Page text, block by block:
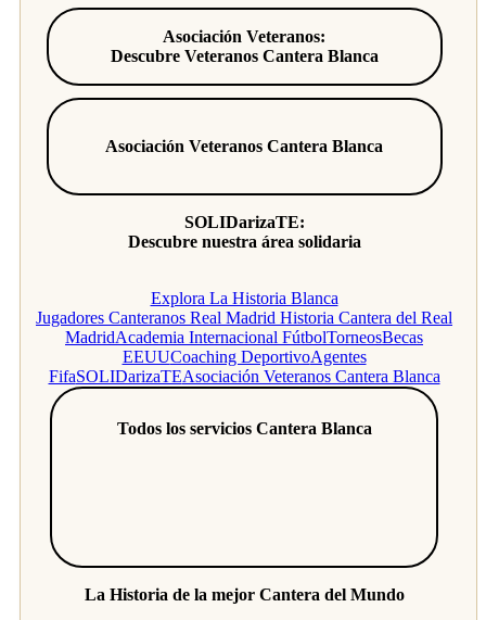
Asociación Veteranos:
Descubre Veteranos Cantera Blanca
Asociación Veteranos Cantera Blanca
SOLIDarizaTE:
Descubre nuestra área solidaria
Explora La Historia Blanca
Jugadores Canteranos Real Madrid Historia Cantera del Real
MadridAcademia Internacional FútbolTorneosBecas
EEUUCoaching DeportivoAgentes
FifaSOLIDarizaTEAsociación Veteranos Cantera Blanca
Todos los servicios Cantera Blanca
La Historia de la mejor Cantera del Mundo